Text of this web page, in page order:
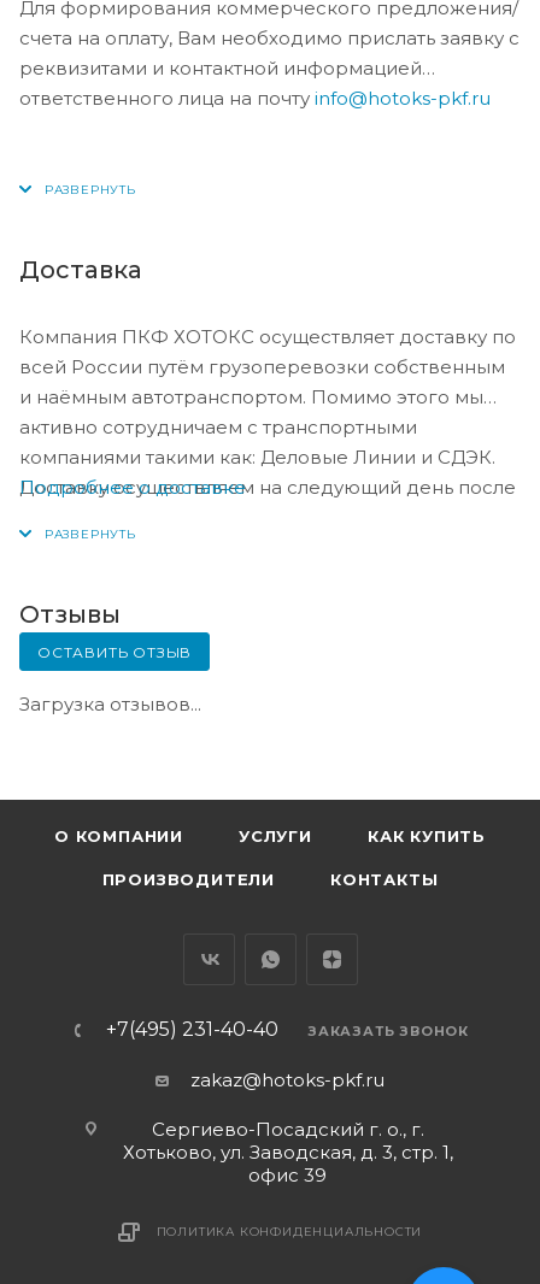
Для формирования коммерческого предложения/
счета на оплату, Вам необходимо прислать заявку с
реквизитами и контактной информацией
ответственного лица на почту info@hotoks-pkf.ru
Доставка
Компания ПКФ ХОТОКС осуществляет доставку по
всей России путём грузоперевозки собственным
и наёмным автотранспортом. Помимо этого мы
активно сотрудничаем с транспортными
компаниями такими как: Деловые Линии и СДЭК.
Доставку осуществляем на следующий день после
Подробнее о доставке
Отзывы
ОСТАВИТЬ ОТЗЫВ
Загрузка отзывов...
О КОМПАНИИ УСЛУГИ КАК КУПИТЬ
ПРОИЗВОДИТЕЛИ КОНТАКТЫ
+7(495) 231-40-40 ЗАКАЗАТЬ ЗВОНОК
zakaz@hotoks-pkf.ru
Сергиево-Посадский г. о., г.
Хотьково, ул. Заводская, д. 3, стр. 1,
офис 39
ПОЛИТИКА КОНФИДЕНЦИАЛЬНОСТИ